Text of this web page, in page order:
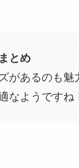
とめ
があるのも魅
なようですね